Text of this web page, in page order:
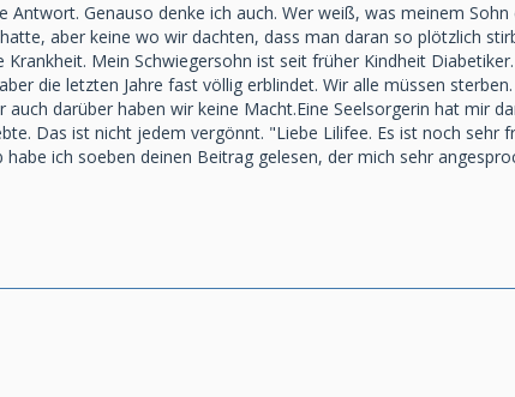
Antwort. Genauso denke ich auch. Wer weiß, was meinem
aber keine wo wir dachten, dass man daran so plötzlich
Krankheit. Mein Schwiegersohn ist seit früher Kindheit
die letzten Jahre fast völlig erblindet. Wir alle müssen
darüber haben wir keine Macht.Eine Seelsorgerin hat mir
Das ist nicht jedem vergönnt. "Liebe Lilifee. Es ist noch
ich soeben deinen Beitrag gelesen, der mich sehr